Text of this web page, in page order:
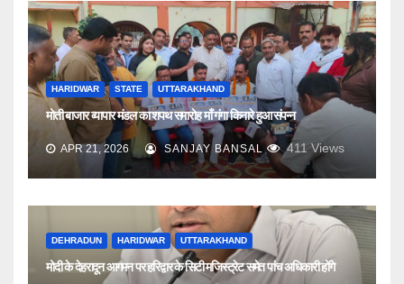
HARIDWAR STATE UTTARAKHAND
मोती बाजार व्यापार मंडल का शपथ समारोह माँ गंगा किनारे हुआ संपन्न
APR 21, 2026 SANJAY BANSAL 411Views
DEHRADUN HARIDWAR UTTARAKHAND
मोदी के देहरादून आगमन पर हरिद्वार के सिटी मजिस्ट्रेट समेत पांच अधिकारी होंगे